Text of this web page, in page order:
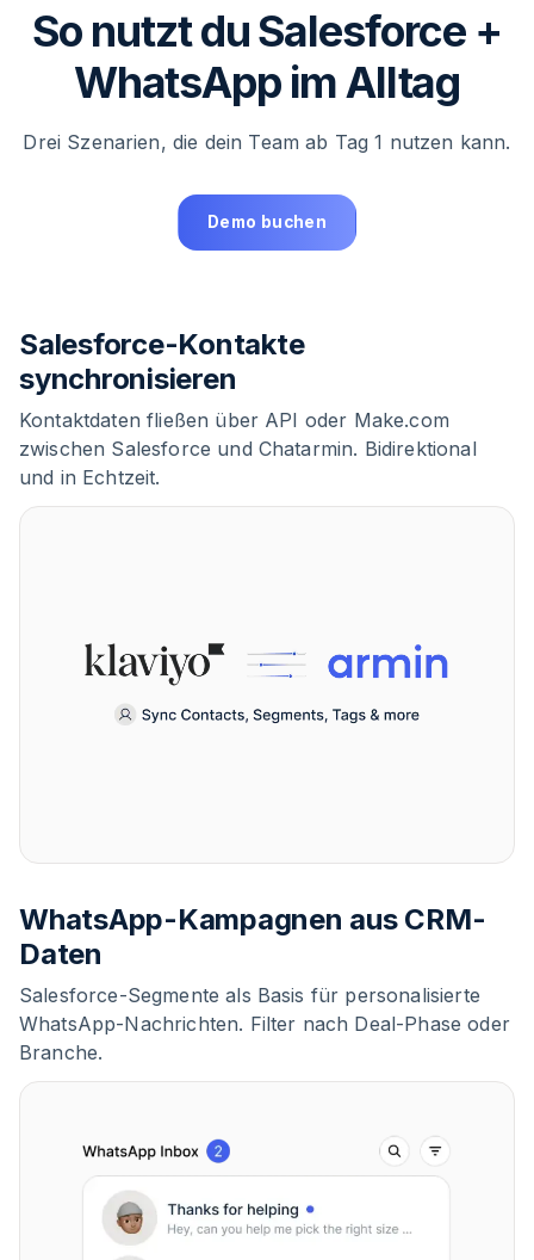
So nutzt du Salesforce +
WhatsApp im Alltag
Drei Szenarien, die dein Team ab Tag 1 nutzen kann.
Demo buchen
Salesforce-Kontakte
synchronisieren
Kontaktdaten fließen über API oder Make.com
zwischen Salesforce und Chatarmin. Bidirektional
und in Echtzeit.
WhatsApp-Kampagnen aus CRM-
Daten
Salesforce-Segmente als Basis für personalisierte
WhatsApp-Nachrichten. Filter nach Deal-Phase oder
Branche.